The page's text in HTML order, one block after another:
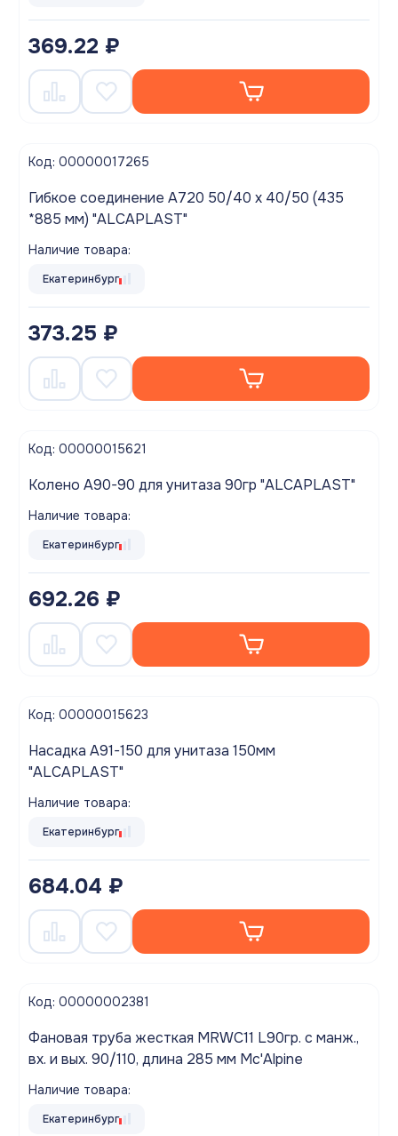
369.22 ₽
Код: 00000017265
Гибкое соединение A720 50/40 х 40/50 (435
*885 мм) "ALCAPLAST"
Наличие товара:
Екатеринбург
373.25 ₽
Код: 00000015621
Колено A90-90 для унитаза 90гр "ALCAPLAST"
Наличие товара:
Екатеринбург
692.26 ₽
Код: 00000015623
Насадка A91-150 для унитаза 150мм
"ALCAPLAST"
Наличие товара:
Екатеринбург
684.04 ₽
Код: 00000002381
Фановая труба жесткая MRWC11 L90гр. с манж.,
вх. и вых. 90/110, длина 285 мм Mc'Alpine
Наличие товара:
Екатеринбург